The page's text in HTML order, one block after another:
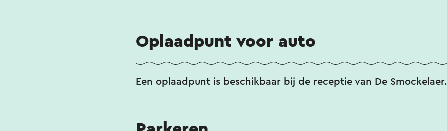
Oplaadpunt voor auto
Een oplaadpunt is beschikbaar bij de receptie van De Smockelaer.